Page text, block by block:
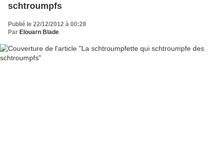
schtroumpfs
Publié le 22/12/2012 à 00:28
Par Elouarn Blade